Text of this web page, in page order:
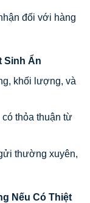
đối với hàng
Sinh Ẩn
khối lượng, và
thỏa thuận từ
thường xuyên,
Nếu Có Thiệt